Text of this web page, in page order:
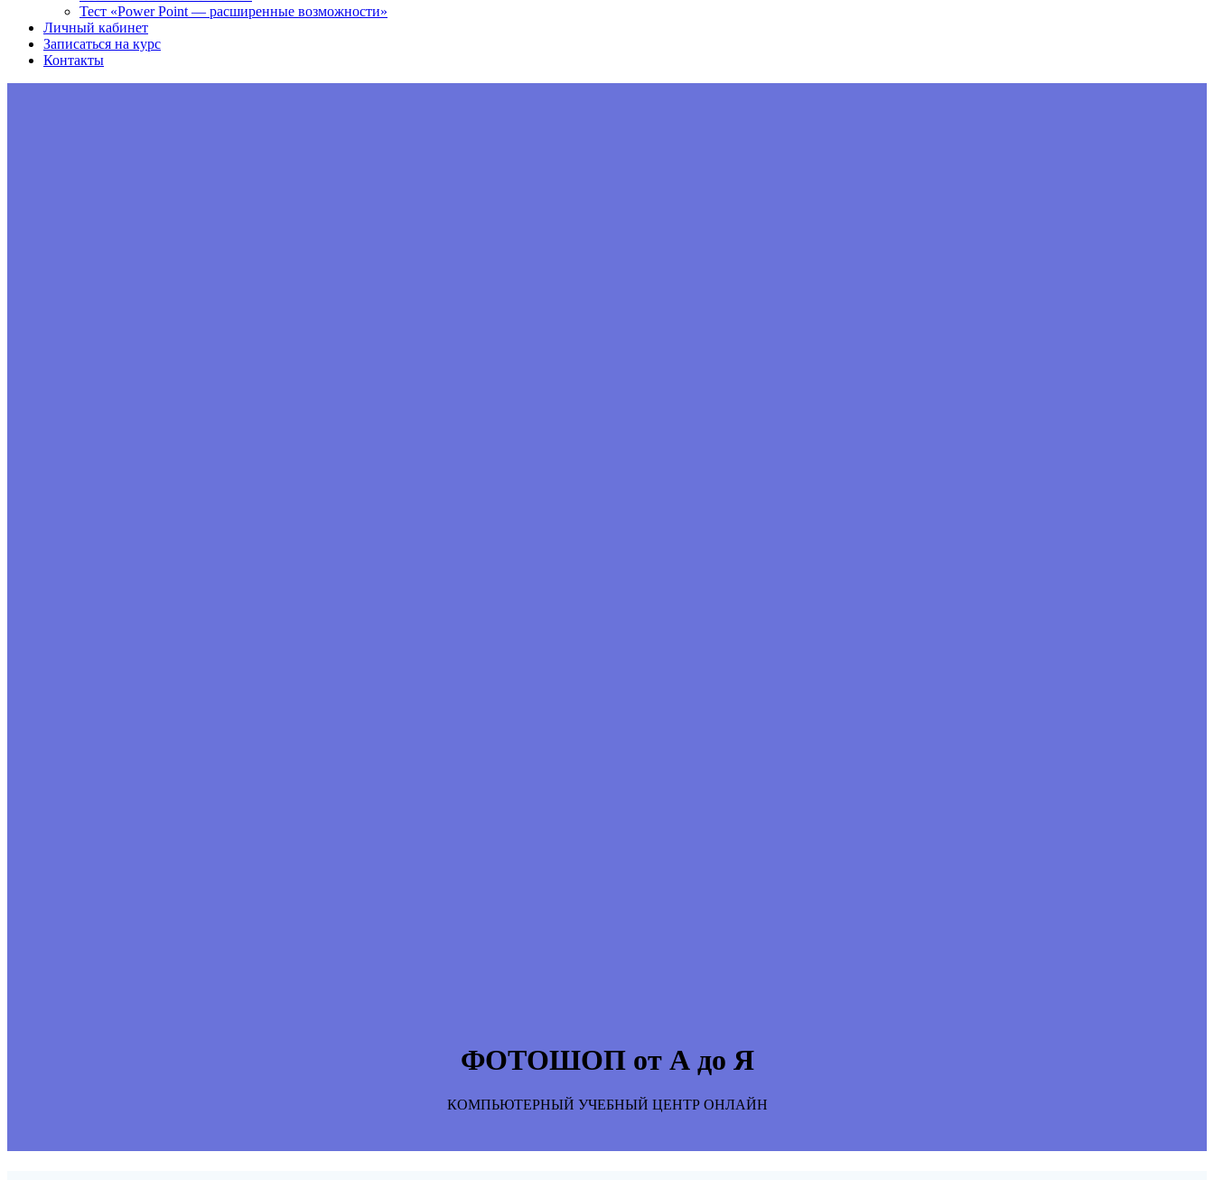
Тест «Power Point — расширенные возможности»
Личный кабинет
Записаться на курс
Контакты
ФОТОШОП от А до Я
КОМПЬЮТЕРНЫЙ УЧЕБНЫЙ ЦЕНТР ОНЛАЙН